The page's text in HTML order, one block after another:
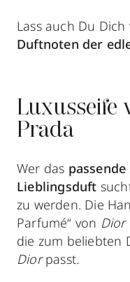
Lass auch Du
Duftnoten der
Luxusseife
Prada
Wer das
Lieblingsduft
zu werden. Die
Parfumé“ von Dior
die zum beliebten
Diorpasst.